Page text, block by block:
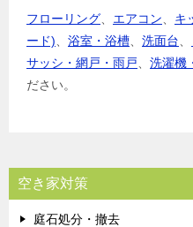
フローリング エアコン キ
ード)
浴室・浴槽 洗面台
サッシ・網戸・雨戸
洗濯機
ださい。
空き家対策
庭石処分・撤去